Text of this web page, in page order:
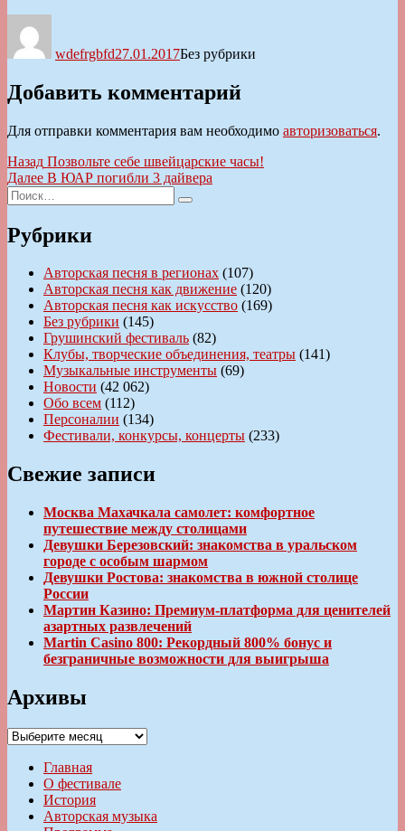
wdefrgbfd27.01.2017Без рубрики
Добавить комментарий
Для отправки комментария вам необходимо авторизоваться.
Навигация
по
записям
Назад Предыдущая
запись:
Позвольте себе швейцарские часы!
Далее Следующая
В ЮАР погибли 3 дайвера
Искать:
Поиск
Рубрики
Авторская песня в регионах (107)
Авторская песня как движение (120)
Авторская песня как искусство (169)
Без рубрики (145)
Грушинский фестиваль (82)
Клубы, творческие объединения, театры (141)
Музыкальные инструменты (69)
Новости (42 062)
Обо всем (112)
Персоналии (134)
Фестивали, конкурсы, концерты (233)
Свежие записи
Москва Махачкала самолет: комфортное
путешествие между столицами
Девушки Березовский: знакомства в уральском
городе с особым шармом
Девушки Ростова: знакомства в южной столице
России
Мартин Казино: Премиум-платформа для ценителей
азартных развлечений
Martin Casino 800: Рекордный 800% бонус и
безграничные возможности для выигрыша
Архивы
Архивы
Главная
О фестивале
История
Авторская музыка